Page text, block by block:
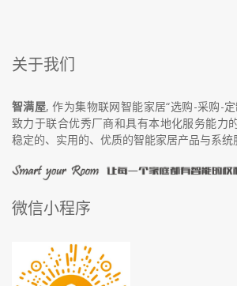
关于我们
智满屋, 作为集物联网智能家居“选购-采购-定
致力于联合优秀厂商和具有本地化服务能力
稳定的、实用的、优质的智能家居产品与系统
微信小程序